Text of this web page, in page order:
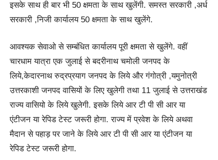
इसके साथ ही बार भी 50 क्षमता के साथ खुलेंगी. समस्त सरकारी ,अर्ध
सरकारी ,निजी कार्यालय 50 क्षमता के साथ खुलेंगे.
आवश्यक सेवाओ से सम्बंधित कार्यालय पूरी क्षमता से खुलेंगे. वहीं
चारधाम यात्रा एक जुलाई से बदरीनाथ चमोली जनपद के
लिये,केदारनाथ रुद्रप्रयाग जनपद के लिये और गंगोत्री ,यमुनोत्री
उत्तरकाशी जनपद वासियों के लिए खुलेगी तथा 11 जुलाई से उत्तराखंड
राज्य वासियो के लिये खुलेगी. इसके लिये आर टी पी सी आर या
एंटीजन या रेपिड टेस्ट जरूरी होगा. राज्य में प्रवेश के लिये अथवा
मैदान से पहाड़ पर जाने के लिये आर टी पी सी आर या एंटीजन या
रेपिड टेस्ट जरूरी होगा.